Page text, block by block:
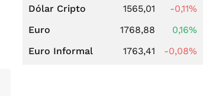
Dólar Cripto 1565,01
-0,11%
Euro
1768,88
0,16%
Euro Informal
1763,41 -0,08%